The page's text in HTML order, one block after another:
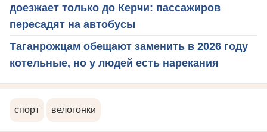
доезжает только до Керчи: пассажиров
пересадят на автобусы
Таганрожцам обещают заменить в 2026 году
котельные, но у людей есть нарекания
спорт велогонки